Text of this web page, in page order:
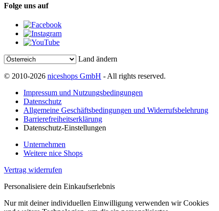
Folge uns auf
Land ändern
© 2010-2026 niceshops GmbH - All rights reserved.
Impressum und Nutzungsbedingungen
Datenschutz
Allgemeine Geschäftsbedingungen und Widerrufsbelehrung
Barrierefreiheitserklärung
Datenschutz-Einstellungen
Unternehmen
Weitere nice Shops
Vertrag widerrufen
Personalisiere dein Einkaufserlebnis
Nur mit deiner individuellen Einwilligung verwenden wir Cookies